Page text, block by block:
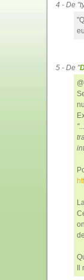
4 - De
5 - De "